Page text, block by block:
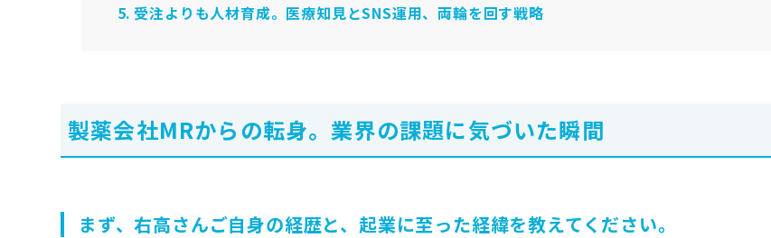
受注よりも人材育成。医療知見とSNS運用、両輪を回す戦略
製薬会社MRからの転身。業界の課題に気づいた瞬間
まず、右高さんご自身の経歴と、起業に至った経緯を教えてください。